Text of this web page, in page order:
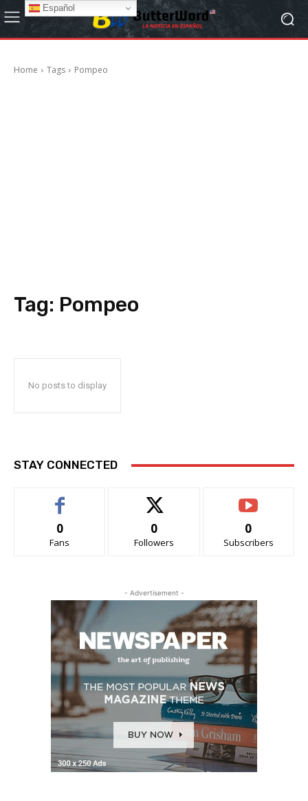
Home Tags Pompeo
Tag: Pompeo
No posts to display
STAY CONNECTED
0
Fans
0
Followers
0
Subscribers
- Advertisement -
Español